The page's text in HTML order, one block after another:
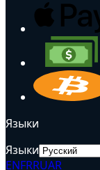
Языки
Языки
ENFRRUAR